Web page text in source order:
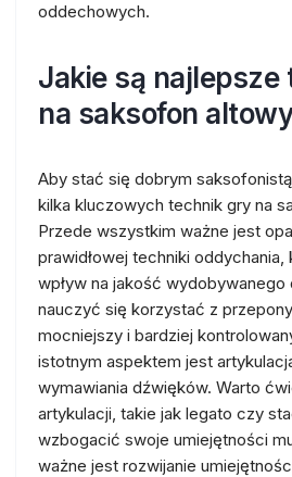
oddechowych.
Jakie są najlepsze
na saksofon
Aby stać się dobrym
kilka kluczowych technik gry na
Przede wszystkim ważne jest
prawidłowej techniki
wpływ na jakość wydobywanego
nauczyć się korzystać z
mocniejszy i bardziej
istotnym aspektem jest
wymawiania dźwięków. Warto
artykulacji, takie jak legato czy
wzbogacić swoje umiejętności
ważne jest rozwijanie